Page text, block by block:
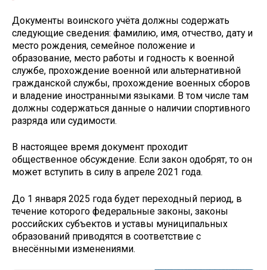
Документы воинского учёта должны содержать
следующие сведения: фамилию, имя, отчество, дату и
место рождения, семейное положение и
образование, место работы и годность к военной
службе, прохождение военной или альтернативной
гражданской службы, прохождение военных сборов
и владение иностранными языками. В том числе там
должны содержаться данные о наличии спортивного
разряда или судимости.
В настоящее время документ проходит
общественное обсуждение. Если закон одобрят, то он
может вступить в силу в апреле 2021 года.
До 1 января 2025 года будет переходный период, в
течение которого федеральные законы, законы
российских субъектов и уставы муниципальных
образований приводятся в соответствие с
внесёнными изменениями.